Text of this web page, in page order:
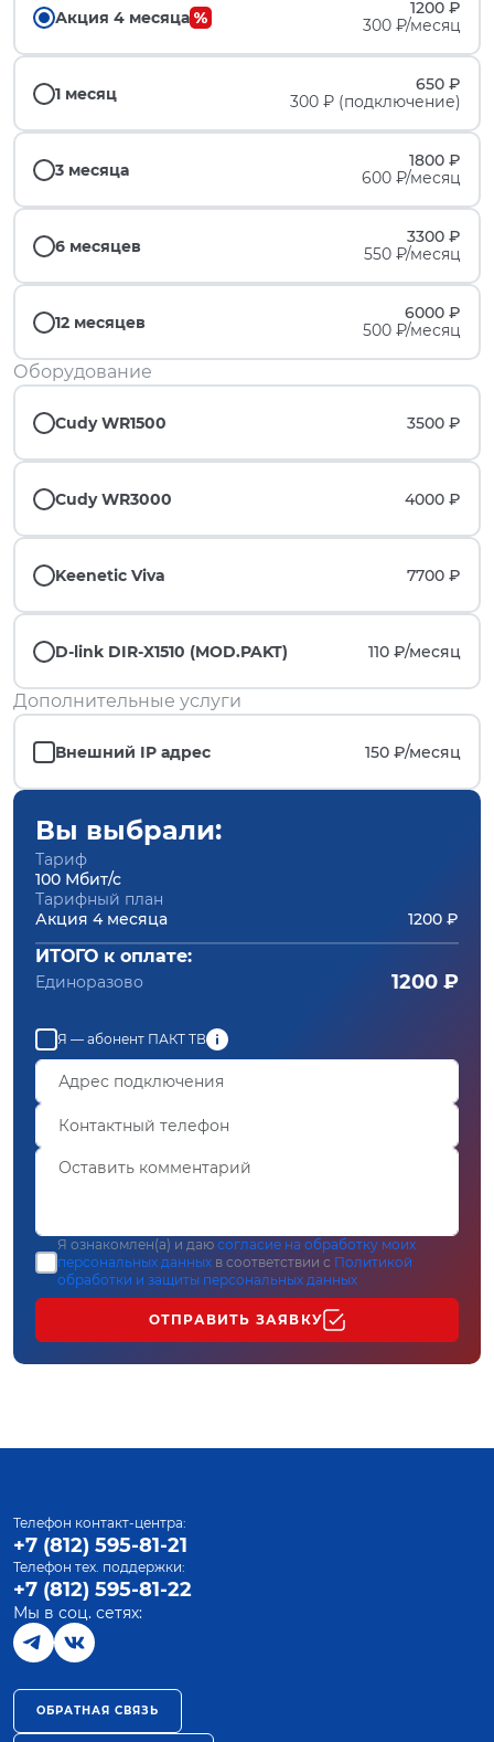
Акция 4 месяца
1200 ₽
300 ₽/месяц
1 месяц
650 ₽
300 ₽ (подключение)
3 месяца
1800 ₽
600 ₽/месяц
6 месяцев
3300 ₽
550 ₽/месяц
12 месяцев
6000 ₽
500 ₽/месяц
Оборудование
Cudy WR1500 3500 ₽
Cudy WR3000 4000 ₽
Keenetic Viva 7700 ₽
D-link DIR-X1510 (MOD.PAKT) 110 ₽/месяц
Дополнительные услуги
Внешний IP адрес 150 ₽/месяц
Вы выбрали:
Тариф
100 Мбит/с
Тарифный план
Акция 4 месяца
1200 ₽
ИТОГО к оплате:
Единоразово 1200 ₽
Я — абонент ПАКТ ТВ
Я ознакомлен(а) и даю согласие на обработку моих
персональных данных в соответствии с Политикой
обработки и защиты персональных данных
ОТПРАВИТЬ ЗАЯВКУ
Телефон контакт-центра:
+7 (812) 595-81-21
Телефон тех. поддержки:
+7 (812) 595-81-22
Мы в соц. сетях:
ОБРАТНАЯ СВЯЗЬ